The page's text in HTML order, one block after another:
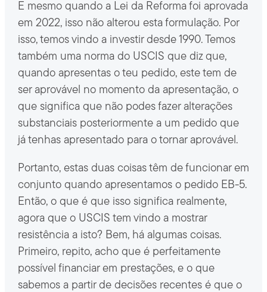
E mesmo quando a Lei da Reforma foi aprovada
em 2022, isso não alterou esta formulação. Por
isso, temos vindo a investir desde 1990. Temos
também uma norma do USCIS que diz que,
quando apresentas o teu pedido, este tem de
ser aprovável no momento da apresentação, o
que significa que não podes fazer alterações
substanciais posteriormente a um pedido que
já tenhas apresentado para o tornar aprovável.
Portanto, estas duas coisas têm de funcionar em
conjunto quando apresentamos o pedido EB-5.
Então, o que é que isso significa realmente,
agora que o USCIS tem vindo a mostrar
resistência a isto? Bem, há algumas coisas.
Primeiro, repito, acho que é perfeitamente
possível financiar em prestações, e o que
sabemos a partir de decisões recentes é que o